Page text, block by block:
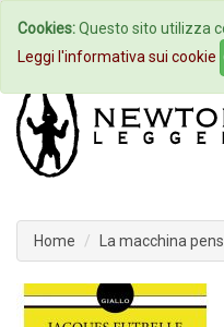
Home
Home La macchina
Cookies:Questo sito utilizza
Leggi l'informativa sui cookie